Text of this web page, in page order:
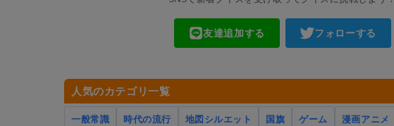
友達追加する フォローする
人気のカテゴリ一覧
一般常識 時代の流行 地図シルエット 国旗 ゲーム 漫画アニメ